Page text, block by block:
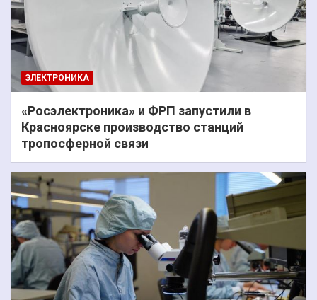
ЭЛЕКТРОНИКА
«Росэлектроника» и ФРП запустили в
Красноярске производство станций
тропосферной связи